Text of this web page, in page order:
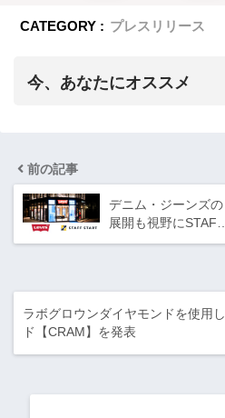
CATEGORY : プレスリリース
今、あなたにオススメ
前の記事
デニム・ジーンズ
展開も視野にSTAF…
ラボグロウンダイヤモンドを使用
ド【CRAM】を発表